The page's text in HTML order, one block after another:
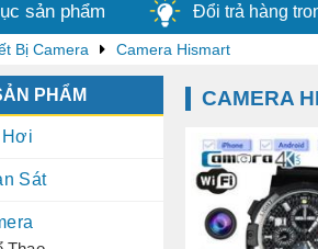
sản phẩm Đổi trả hàng
Bị Camera Camera Hismart
PHẨM
Sát
CAMERA